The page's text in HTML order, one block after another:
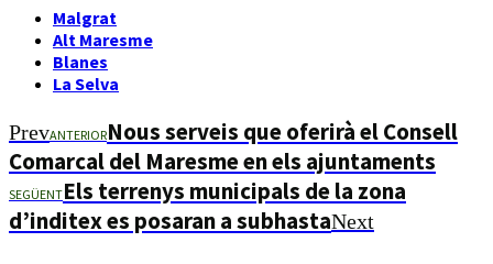
Malgrat
Alt Maresme
Blanes
La Selva
PrevANTERIORNous serveis que oferirà el Consell
Comarcal del Maresme en els ajuntaments
SEGÜENTEls terrenys municipals de la zona
d’inditex es posaran a subhastaNext